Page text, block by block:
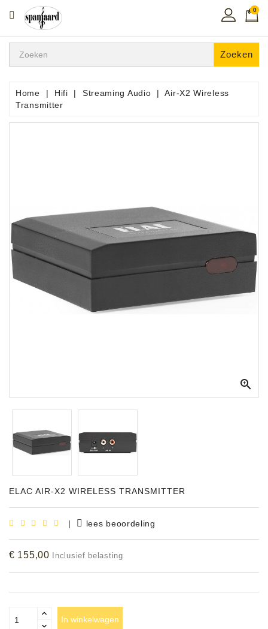
CATEGORIE
Home
In
De
Snaarinstrumenten
Audio
Apparatuur
Microfoons
Versterking
Instrumenten
Shop
Bladmuziek
Accessoires
MODELLEN
OPRUIMING
0
Zoeken
Home Hifi Streaming Audio
Air-X2 Wireless
Transmitter

ELAC AIR-X2 WIRELESS TRANSMITTER
| lees beoordeling
€ 155,00 Inclusief belasting
In winkelwagen